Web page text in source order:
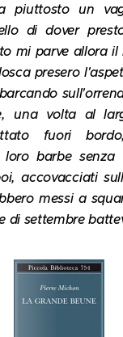
piuttosto un
di dover
mi parve allora
presero
una volta al
fuori bordo,
loro barbe
accovacciati
messi a
di settembre